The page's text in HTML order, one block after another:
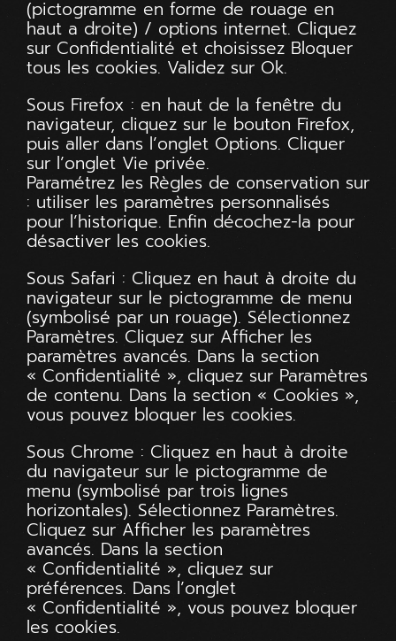
(pictogramme en forme de rouage en
haut a droite) / options internet. Cliquez
sur Confidentialité et choisissez Bloquer
tous les cookies. Validez sur Ok.
Sous Firefox : en haut de la fenêtre du
navigateur, cliquez sur le bouton Firefox,
puis aller dans l’onglet Options. Cliquer
sur l’onglet Vie privée.
Paramétrez les Règles de conservation sur
: utiliser les paramètres personnalisés
pour l’historique. Enfin décochez-la pour
désactiver les cookies.
Sous Safari : Cliquez en haut à droite du
navigateur sur le pictogramme de menu
(symbolisé par un rouage). Sélectionnez
Paramètres. Cliquez sur Afficher les
paramètres avancés. Dans la section
« Confidentialité », cliquez sur Paramètres
de contenu. Dans la section « Cookies »,
vous pouvez bloquer les cookies.
Sous Chrome : Cliquez en haut à droite
du navigateur sur le pictogramme de
menu (symbolisé par trois lignes
horizontales). Sélectionnez Paramètres.
Cliquez sur Afficher les paramètres
avancés. Dans la section
« Confidentialité », cliquez sur
préférences. Dans l’onglet
« Confidentialité », vous pouvez bloquer
les cookies.